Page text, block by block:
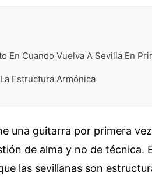
En Cuando Vuelva A Sevilla En
Estructura Armónica
una guitarra por primera
de alma y no de técnica.
las sevillanas son